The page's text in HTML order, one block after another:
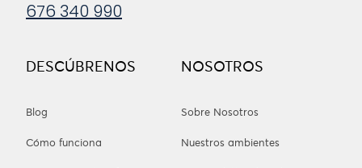
DESCÚBRENOS
Blog
Cómo funciona
NOSOTROS
Sobre Nosotros
Nuestros ambientes
676 340 990